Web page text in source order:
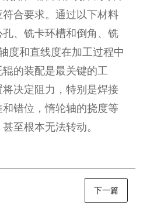
合要求。通过以下材料
、铣卡环槽和倒角、铣
度和直线度在加工过程中
的装配是最关键的工
决定阻力，特别是焊接
错位，惰轮轴的挠度等
至根本无法转动。
下一篇